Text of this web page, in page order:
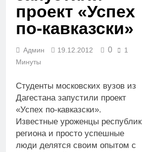
проект «Успех
по-кавказски»
Админ 19.12.2012 0
1
Минуты
Студенты московских вузов из
Дагестана запустили проект
«Успех по-кавказски».
Известные уроженцы республик
региона и просто успешные
люди делятся своим опытом с